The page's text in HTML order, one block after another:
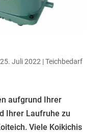
Juli 2022 |Teichbedarf
aufgrund Ihrer
Ihrer Laufruhe zu
Viele Koikichis